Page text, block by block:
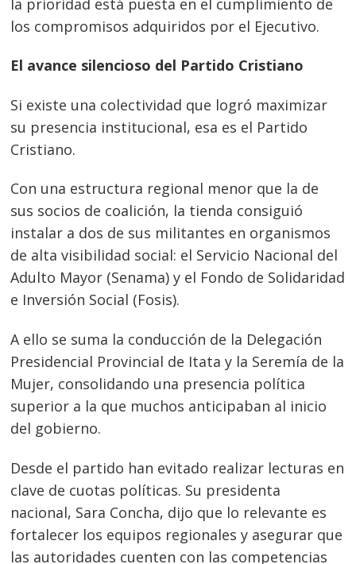
los compromisos adquiridos por el Ejecutivo.
El avance silencioso del Partido Cristiano
Si existe una colectividad que logró maximizar
su presencia institucional, esa es el Partido
Cristiano.
Con una estructura regional menor que la de
sus socios de coalición, la tienda consiguió
instalar a dos de sus militantes en organismos
de alta visibilidad social: el Servicio Nacional del
Adulto Mayor (Senama) y el Fondo de Solidaridad
e Inversión Social (Fosis).
A ello se suma la conducción de la Delegación
Presidencial Provincial de Itata y la Seremía de la
Mujer, consolidando una presencia política
superior a la que muchos anticipaban al inicio
del gobierno.
Desde el partido han evitado realizar lecturas en
clave de cuotas políticas. Su presidenta
nacional, Sara Concha, dijo que lo relevante es
fortalecer los equipos regionales y asegurar que
las autoridades cuenten con las competencias
entradas